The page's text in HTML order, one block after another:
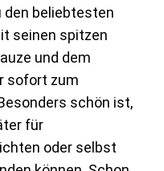
den beliebtesten
seinen spitzen
und dem
sofort zum
schön ist,
für
oder selbst